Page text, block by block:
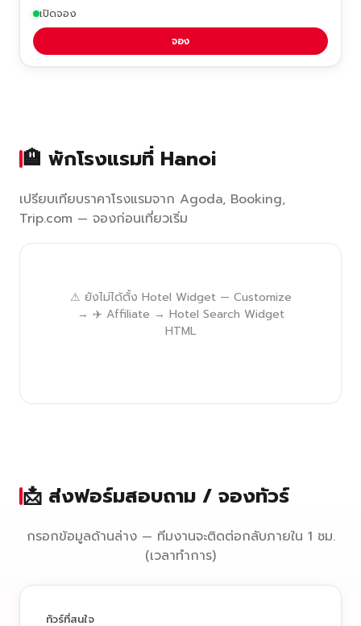
เปิดจอง
จอง
🏨 พักโรงแรมที่ Hanoi
เปรียบเทียบราคาโรงแรมจาก Agoda, Booking,
Trip.com — จองก่อนเที่ยวเริ่ม
⚠ ยังไม่ได้ตั้ง Hotel Widget — Customize
→ ✈️ Affiliate → Hotel Search Widget
HTML
📩 ส่งฟอร์มสอบถาม / จองทัวร์
กรอกข้อมูลด้านล่าง — ทีมงานจะติดต่อกลับภายใน 1 ชม.
(เวลาทำการ)
ทัวร์ที่สนใจ